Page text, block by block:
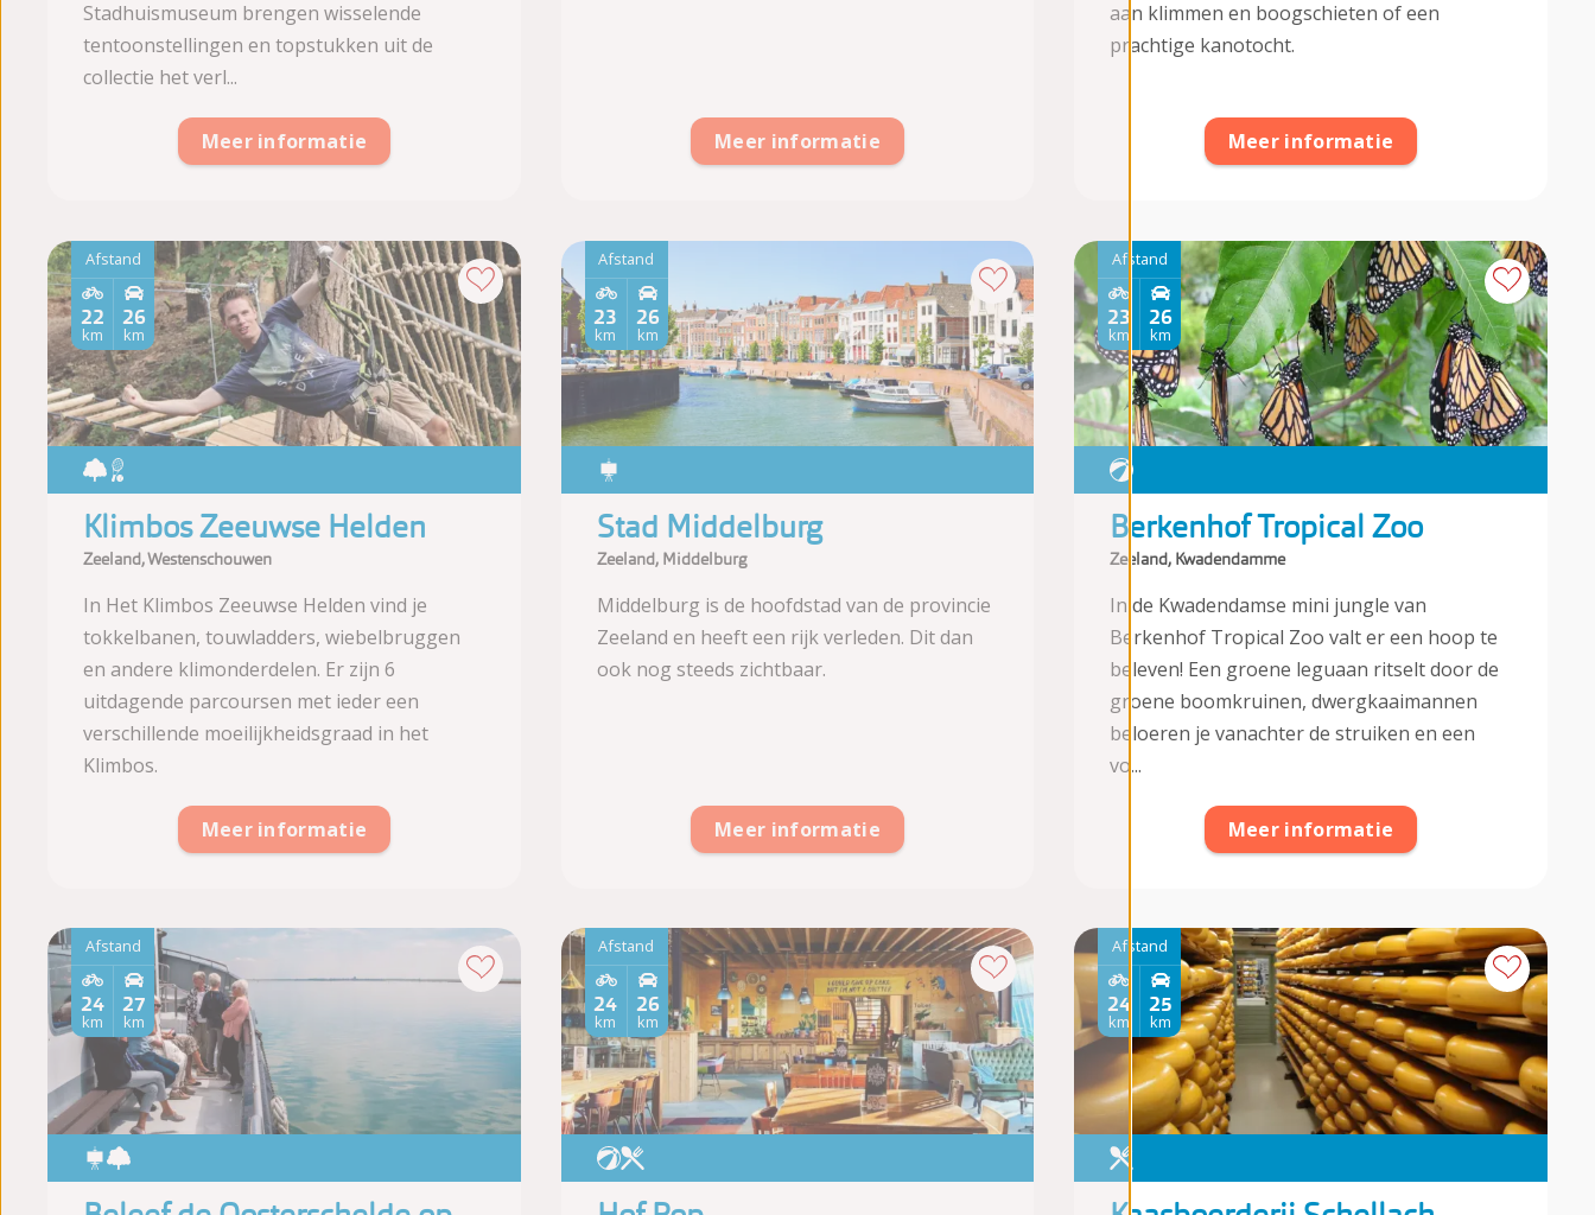
Afstand
27
km
24
km
Afstand
26
km
24
km
Meer informatie
Afstand
26
km
23
km
Stad Middelburg
Zeeland, Middelburg
Middelburg is de hoofdstad van de provincie
Zeeland en heeft een rijk verleden. Dit dan
ook nog steeds zichtbaar.
Meer informatie
aan klimmen en boogschieten of een
prachtige kanotocht.
Meer informatie
Afstand
25
km
24
km
Afstand
26
km
22
km
Klimbos Zeeuwse Helden
Zeeland, Westenschouwen
In Het Klimbos Zeeuwse Helden vind je
tokkelbanen, touwladders, wiebelbruggen
en andere klimonderdelen. Er zijn 6
uitdagende parcoursen met ieder een
verschillende moeilijkheidsgraad in het
Klimbos.
Meer informatie
Stadhuismuseum brengen wisselende
tentoonstellingen en topstukken uit de
collectie het verl...
Meer informatie
Afstand
26
km
23
km
Berkenhof Tropical Zoo
Zeeland, Kwadendamme
In de Kwadendamse mini jungle van
Berkenhof Tropical Zoo valt er een hoop te
beleven! Een groene leguaan ritselt door de
groene boomkruinen, dwergkaaimannen
beloeren je vanachter de struiken en een
vo...
Meer informatie